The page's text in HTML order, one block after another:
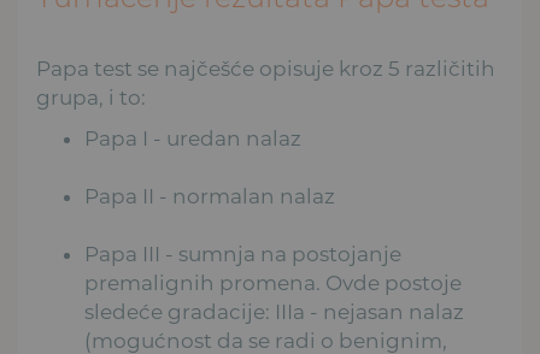
Papa test se najčešće opisuje kroz 5 različitih
grupa, i to:
Papa I - uredan nalaz
Papa II - normalan nalaz
Papa III - sumnja na postojanje
premalignih promena. Ovde postoje
sledeće gradacije: IIIa - nejasan nalaz
(mogućnost da se radi o benignim,